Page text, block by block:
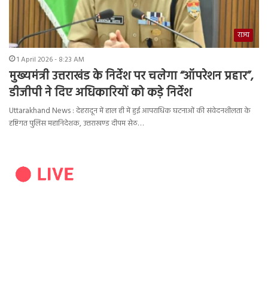
राज्य
1 April 2026 - 8:23 AM
मुख्यमंत्री उत्तराखंड के निर्देश पर चलेगा “ऑपरेशन प्रहार”,
डीजीपी ने दिए अधिकारियों को कड़े निर्देश
Uttarakhand News : देहरादून में हाल ही में हुई आपराधिक घटनाओं की संवेदनशीलता के
दृष्टिगत पुलिस महानिदेशक, उत्तराखण्ड दीपम सेठ…